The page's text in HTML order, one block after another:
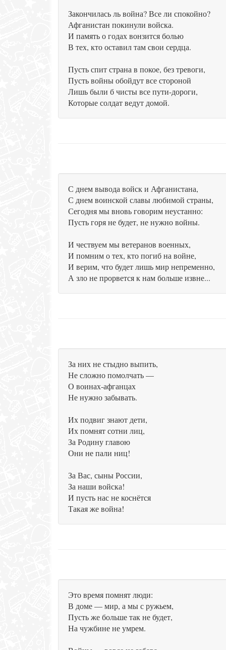
Закончилась ль война? Все ли спокойно?
Афганистан покинули войска.
И память о годах вонзится болью
В тех, кто оставил там свои сердца.
Пусть спит страна в покое, без тревоги,
Пусть войны обойдут все стороной
Лишь были б чисты все пути-дороги,
Которые солдат ведут домой.
С днем вывода войск и Афганистана,
С днем воинской славы любимой страны,
Сегодня мы вновь говорим неустанно:
Пусть горя не будет, не нужно войны.
И чествуем мы ветеранов военных,
И помним о тех, кто погиб на войне,
И верим, что будет лишь мир непременно,
А зло не прорвется к нам больше извне...
За них не стыдно выпить,
Не сложно помолчать —
О воинах-афганцах
Не нужно забывать.
Их подвиг знают дети,
Их помнят сотни лиц,
За Родину главою
Они не пали ниц!
За Вас, сыны России,
За наши войска!
И пусть нас не коснётся
Такая же война!
Это время помнят люди:
В доме — мир, а мы с ружьем,
Пусть же больше так не будет,
На чужбине не умрем.